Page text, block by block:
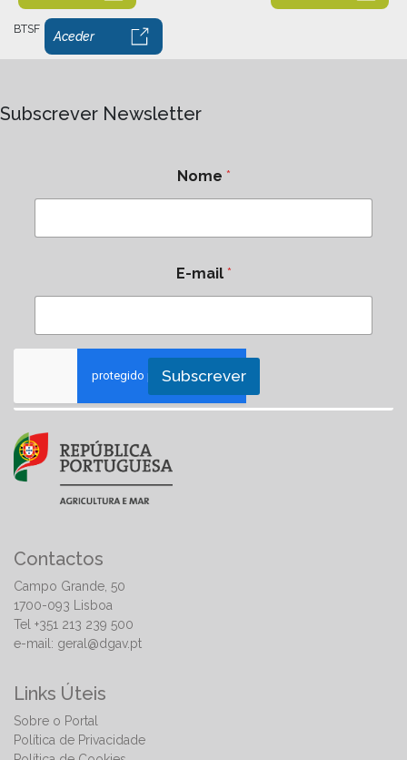
BTSF Aceder
Subscrever Newsletter
Nome *
E-mail *
Subscrever
Contactos
Campo Grande, 50
1700-093 Lisboa
Tel +351 213 239 500
e-mail: geral@dgav.pt
Links Úteis
Sobre o Portal
Política de Privacidade